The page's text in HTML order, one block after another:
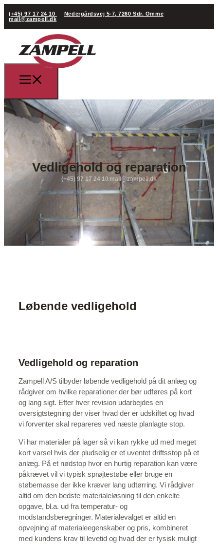
(+45) 97 17 24 10
Nedergårdsvej 5-7, 7260 Sdr. Omme
mail@zampell.dk
Vedligehold og reparation
(+45) 97 17 24 10 mail@zampell.dk
Løbende vedligehold
Vedligehold og reparation
Zampell A/S tilbyder løbende vedligehold på dit anlæg og
rådgiver om hvilke reparationer der bør udføres på kort
og lang sigt. Efter hver revision udarbejdes en
oversigtstegning der viser hvad der er udskiftet og hvad
vi forventer skal repareres ved næste planlagte stop.
Vi har materialer på lager så vi kan rykke ud med meget
kort varsel hvis der pludselig er et uventet driftsstop på et
anlæg. På et nødstop hvor en hurtig reparation kan være
påkrævet vil vi typisk sprøjtestøbe eller bruge en
støbemasse der ikke kræver lang udtørring. Vi rådgiver
altid om den bedste materialeløsning til den enkelte
opgave, bl.a. ud fra temperatur- og
modstandsberegninger. Materialevalget er altid en
opvejning af materialeegenskaber og pris, kombineret
med kundens krav til levetid og hvad der er fysisk muligt